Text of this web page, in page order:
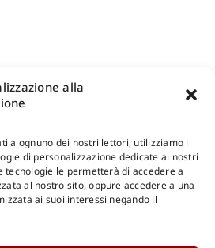
alla
a ognuno dei nostri lettori, utilizziamo i
di personalizzazione dedicate ai nostri
tecnologie le permetterà di accedere a
al nostro sito, oppure accedere a una
ai suoi interessi negando il
Pagamenti Sicuri e anche Rateali